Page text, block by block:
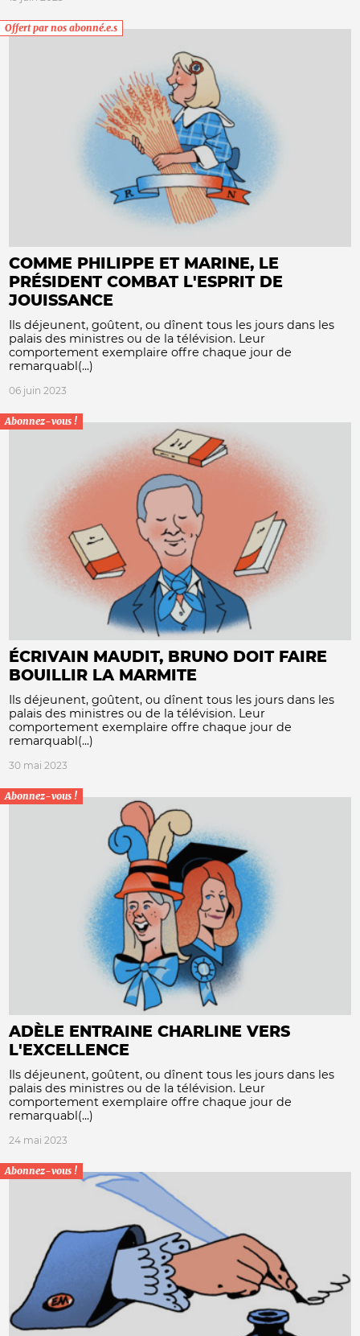
Offert par nos abonné.e.s
COMME PHILIPPE ET MARINE, LE
PRÉSIDENT COMBAT L'ESPRIT DE
JOUISSANCE
Ils déjeunent, goûtent, ou dînent tous les jours dans les
palais des ministres ou de la télévision. Leur
comportement exemplaire offre chaque jour de
remarquabl(...)
06 juin 2023
Abonnez-vous !
ÉCRIVAIN MAUDIT, BRUNO DOIT FAIRE
BOUILLIR LA MARMITE
Ils déjeunent, goûtent, ou dînent tous les jours dans les
palais des ministres ou de la télévision. Leur
comportement exemplaire offre chaque jour de
remarquabl(...)
30 mai 2023
Abonnez-vous !
ADÈLE ENTRAINE CHARLINE VERS
L'EXCELLENCE
Ils déjeunent, goûtent, ou dînent tous les jours dans les
palais des ministres ou de la télévision. Leur
comportement exemplaire offre chaque jour de
remarquabl(...)
24 mai 2023
Abonnez-vous !